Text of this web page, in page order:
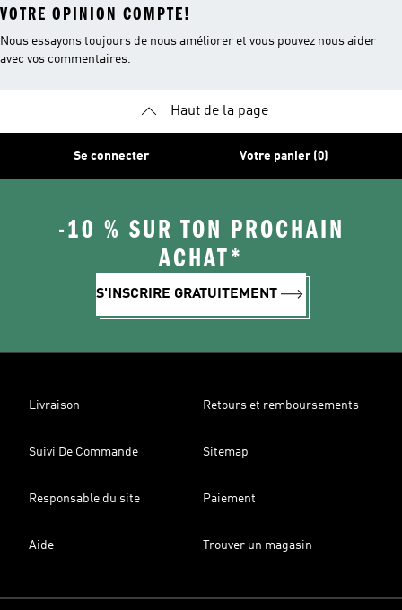
VOTRE OPINION COMPTE!
Nous essayons toujours de nous améliorer et vous pouvez nous aider
avec vos commentaires.
Haut de la page
Se connecter Votre panier (0)
-10 % SUR TON PROCHAIN
ACHAT*
S'INSCRIRE GRATUITEMENT
Livraison Retours et remboursements
Suivi De Commande Sitemap
Responsable du site Paiement
Aide Trouver un magasin